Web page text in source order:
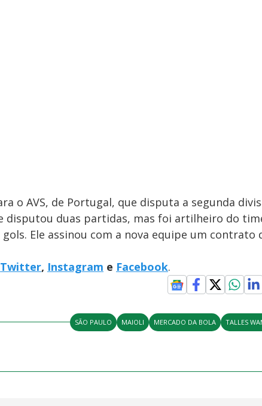
o AVS, de Portugal, que disputa a segunda
disputou duas partidas, mas foi artilheiro do
Ele assinou com a nova equipe um contrato
Twitter, Instagram e Facebook.
SÃO PAULO MAIOLI MERCADO DA BOLA TALLES